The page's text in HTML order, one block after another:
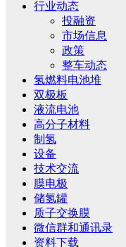
行业动态
投融资
市场信息
政策
整车动态
氢燃料电池堆
双极板
液流电池
高分子材料
制氢
设备
技术交流
膜电极
储氢罐
质子交换膜
微信群和通讯录
资料下载